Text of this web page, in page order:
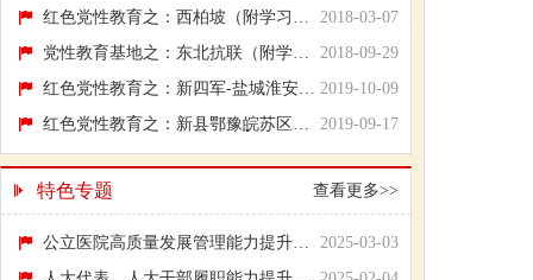
2018-03-07
红色党性教育之：西柏坡（附学习行程方案）
2018-09-29
党性教育基地之：东北抗联（附学习行程方案）
2019-10-09
红色党性教育之：新四军-盐城淮安（附学习行...
2019-09-17
红色党性教育之：新县鄂豫皖苏区（附学习行...
特色专题 查看更多>>
2025-03-03
公立医院高质量发展管理能力提升培训班（广...